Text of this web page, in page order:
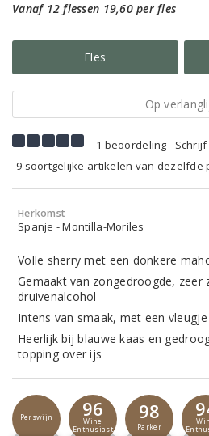
Vanaf 12 flessen 19,60 per fles
Fles
Op
1 beoordeling
9 soortgelijke artikelen van dezelfde
Herkomst
Spanje - Montilla-Moriles
Volle sherry met een donkere
Gemaakt van zongedroogde, zeer
druivenalcohol
Intens van smaak, met een
Heerlijk bij blauwe kaas en
topping over ijs
Perswijn 96
Wine
Enthusiast
98
Parker